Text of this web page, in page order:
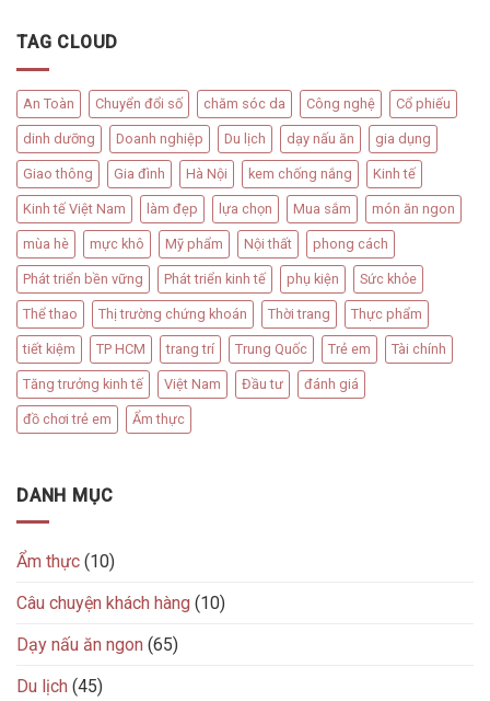
TAG CLOUD
An Toàn Chuyển đổi số chăm sóc da Công nghệ Cổ phiếu
dinh dưỡng Doanh nghiệp Du lịch dạy nấu ăn gia dụng
Giao thông Gia đình Hà Nội kem chống nắng Kinh tế
Kinh tế Việt Nam làm đẹp lựa chọn Mua sắm món ăn ngon
mùa hè mực khô Mỹ phẩm Nội thất phong cách
Phát triển bền vững Phát triển kinh tế phụ kiện Sức khỏe
Thể thao Thị trường chứng khoán Thời trang Thực phẩm
tiết kiệm TP HCM trang trí Trung Quốc Trẻ em Tài chính
Tăng trưởng kinh tế Việt Nam Đầu tư đánh giá
đồ chơi trẻ em Ẩm thực
DANH MỤC
Ẩm thực (10)
Câu chuyện khách hàng (10)
Dạy nấu ăn ngon (65)
Du lịch (45)